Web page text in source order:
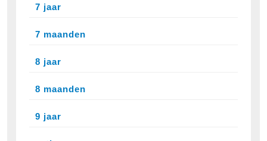
7 jaar
7 maanden
8 jaar
8 maanden
9 jaar